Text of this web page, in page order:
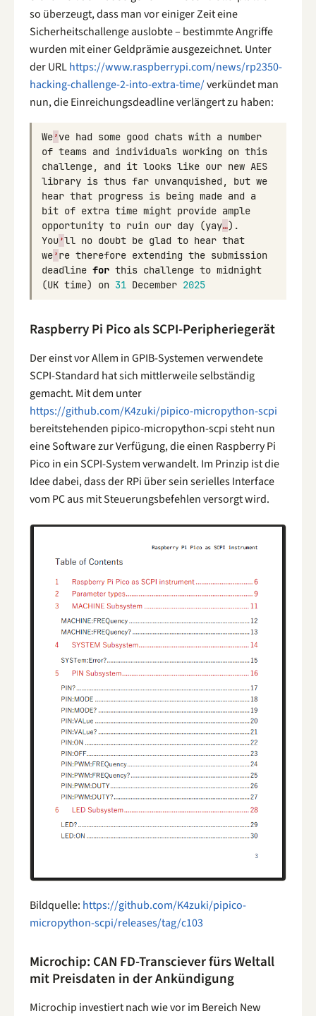
so überzeugt, dass man vor einiger Zeit eine
Sicherheitschallenge auslobte – bestimmte Angriffe
wurden mit einer Geldprämie ausgezeichnet. Unter
der URLhttps://www.raspberrypi.com/news/rp2350-
hacking-challenge-2-into-extra-time/verkündet man
nun, die Einreichungsdeadline verlängert zu haben:
We’ve had some good chats with a number
of teams and individuals working on this
challenge, and it looks like our new AES
library is thus far unvanquished, but we
hear that progress is being made and a
bit of extra time might provide ample
opportunity to ruin our day (yay…).
You’ll no doubt be glad to hear that
we’re therefore extending the submission
deadline for this challenge to midnight
(UK time) on 31 December 2025
Raspberry Pi Pico als SCPI-Peripheriegerät
Der einst vor Allem in GPIB-Systemen verwendete
SCPI-Standard hat sich mittlerweile selbständig
gemacht. Mit dem unter
https://github.com/K4zuki/pipico-micropython-scpi
bereitstehenden pipico-micropython-scpi steht nun
eine Software zur Verfügung, die einen Raspberry Pi
Pico in ein SCPI-System verwandelt. Im Prinzip ist die
Idee dabei, dass der RPi über sein serielles Interface
vom PC aus mit Steuerungsbefehlen versorgt wird.
Bildquelle: https://github.com/K4zuki/pipico-
micropython-scpi/releases/tag/c103
Microchip: CAN FD-Transciever fürs Weltall
mit Preisdaten in der Ankündigung
Microchip investiert nach wie vor im Bereich New